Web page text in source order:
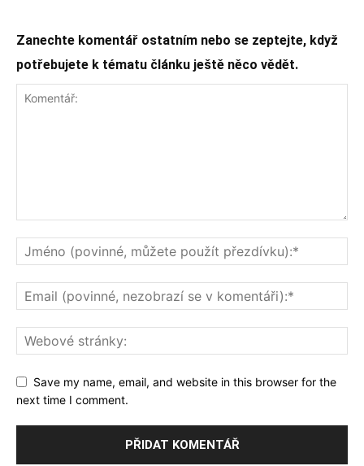
Zanechte komentář ostatním nebo se zeptejte, když
potřebujete k tématu článku ještě něco vědět.
Save my name, email, and website in this browser for the
next time I comment.